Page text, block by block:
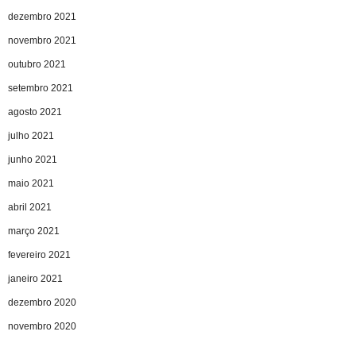
dezembro 2021
novembro 2021
outubro 2021
setembro 2021
agosto 2021
julho 2021
junho 2021
maio 2021
abril 2021
março 2021
fevereiro 2021
janeiro 2021
dezembro 2020
novembro 2020